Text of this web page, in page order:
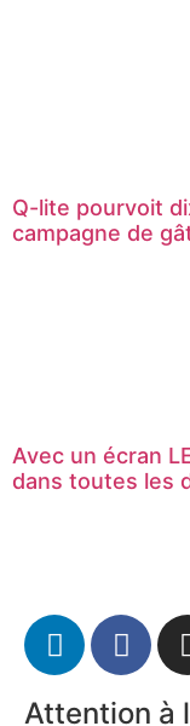
Q-lite pourvoit
campagne de
Avec un écran
dans toutes les
Attention à